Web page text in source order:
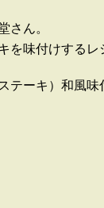
さん。
を味付けするレ
テーキ）和風味